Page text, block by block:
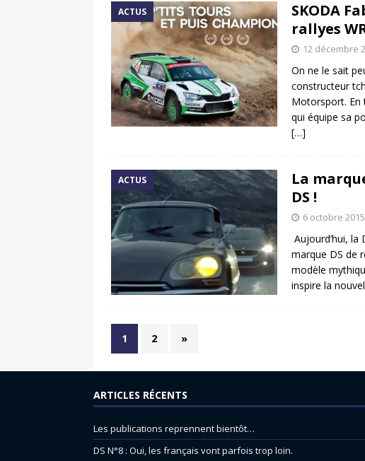
ACTUS
SKODA
rallyes
12 décembre
On ne le sait
constructeur
Motorsport. En
qui équipe sa
[…]
ACTUS
La
DS !
6 octobre 2015
Aujourd’hui,
marque DS de
modèle
inspire la
1 2 »
ARTICLES RÉCENTS
Les publications reprennent bientôt…
DS N°8 : Oui, les français vont parfois trop loin.